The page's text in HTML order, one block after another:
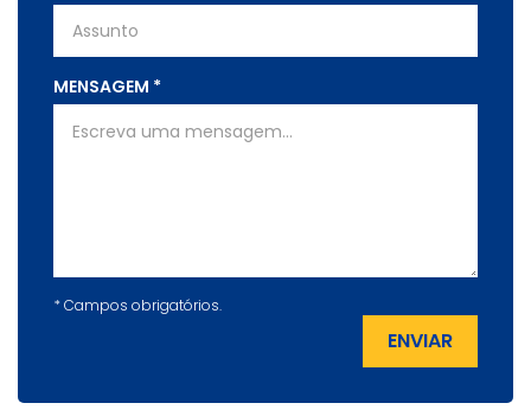
MENSAGEM *
*Campos obrigatórios.
ENVIAR